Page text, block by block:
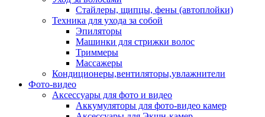
Стайлеры, щипцы, фены (автоплойки)
Техника для ухода за собой
Эпиляторы
Машинки для стрижки волос
Триммеры
Массажеры
Кондиционеры,вентиляторы,увлажнители
Фото-видео
Аксессуары для фото и видео
Аккумуляторы для фото-видео камер